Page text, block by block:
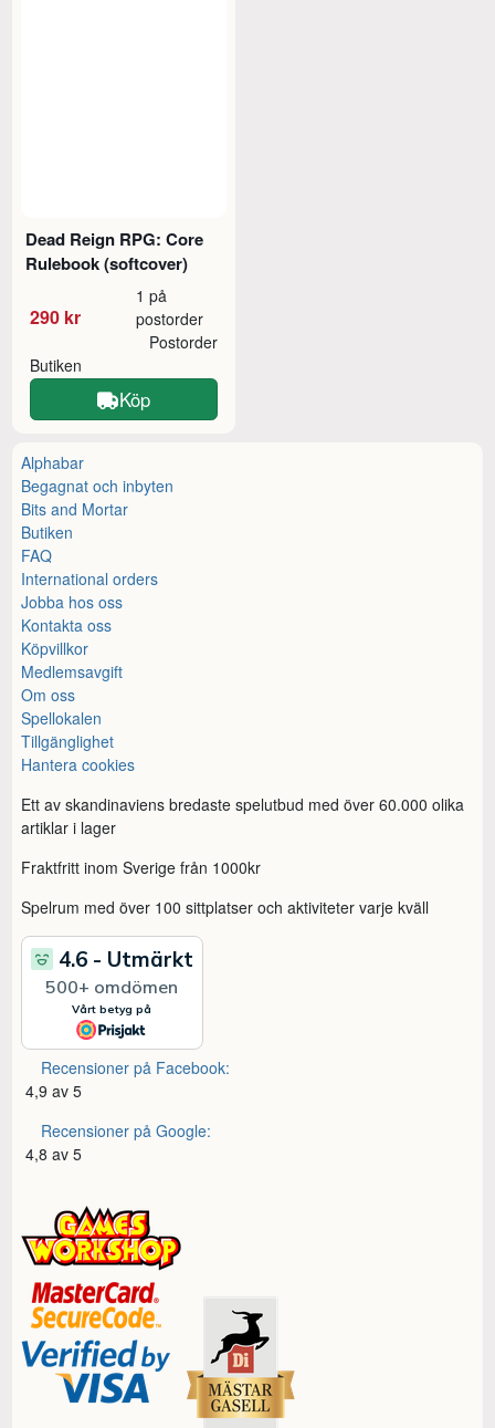
Dead Reign RPG: Core
Rulebook (softcover)
290 kr
1 på
postorder
Butiken
Postorder
Köp
Alphabar
Begagnat och inbyten
Bits and Mortar
Butiken
FAQ
International orders
Jobba hos oss
Kontakta oss
Köpvillkor
Medlemsavgift
Om oss
Spellokalen
Tillgänglighet
Hantera cookies
Ett av skandinaviens bredaste spelutbud med över 60.000 olika
artiklar i lager
Fraktfritt inom Sverige från 1000kr
Spelrum med över 100 sittplatser och aktiviteter varje kväll
Recensioner på Facebook:
4,9 av 5
Recensioner på Google:
4,8 av 5